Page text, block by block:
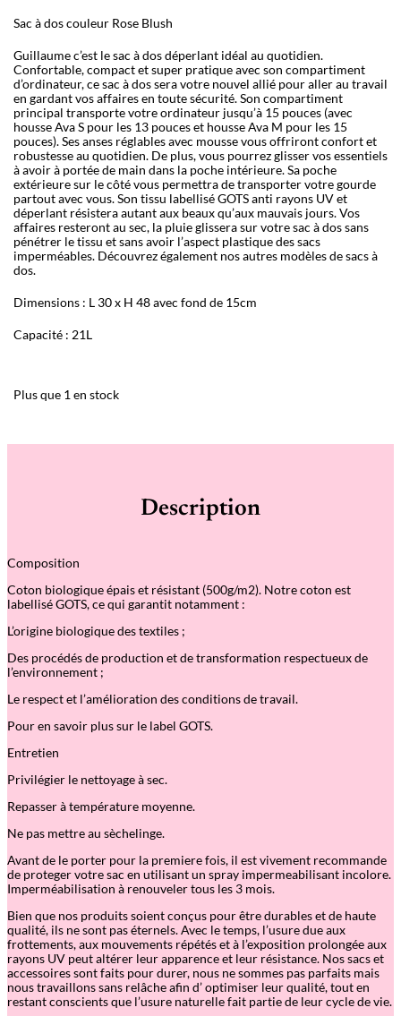
Sac à dos couleur Rose Blush
Guillaume c’est le sac à dos déperlant idéal au quotidien.
Confortable, compact et super pratique avec son compartiment
d’ordinateur, ce sac à dos sera votre nouvel allié pour aller au travail
en gardant vos affaires en toute sécurité. Son compartiment
principal transporte votre ordinateur jusqu’à 15 pouces (avec
housse Ava S pour les 13 pouces et housse Ava M pour les 15
pouces). Ses anses réglables avec mousse vous offriront confort et
robustesse au quotidien. De plus, vous pourrez glisser vos essentiels
à avoir à portée de main dans la poche intérieure. Sa poche
extérieure sur le côté vous permettra de transporter votre gourde
partout avec vous. Son tissu labellisé GOTS anti rayons UV et
déperlant résistera autant aux beaux qu’aux mauvais jours. Vos
affaires resteront au sec, la pluie glissera sur votre sac à dos sans
pénétrer le tissu et sans avoir l’aspect plastique des sacs
imperméables. Découvrez également nos autres modèles de sacs à
dos.
Dimensions : L 30 x H 48 avec fond de 15cm
Capacité : 21L
Plus que 1 en stock
Description
Composition
Coton biologique épais et résistant (500g/m2). Notre coton est
labellisé GOTS, ce qui garantit notamment :
L’origine biologique des textiles ;
Des procédés de production et de transformation respectueux de
l’environnement ;
Le respect et l’amélioration des conditions de travail.
Pour en savoir plus sur le label GOTS.
Entretien
Privilégier le nettoyage à sec.
Repasser à température moyenne.
Ne pas mettre au sèchelinge.
Avant de le porter pour la premiere fois, il est vivement recommande
de proteger votre sac en utilisant un spray impermeabilisant incolore.
Imperméabilisation à renouveler tous les 3 mois.
Bien que nos produits soient conçus pour être durables et de haute
qualité, ils ne sont pas éternels. Avec le temps, l’usure due aux
frottements, aux mouvements répétés et à l’exposition prolongée aux
rayons UV peut altérer leur apparence et leur résistance. Nos sacs et
accessoires sont faits pour durer, nous ne sommes pas parfaits mais
nous travaillons sans relâche afin d’optimiser leur qualité, tout en
restant conscients que l’usure naturelle fait partie de leur cycle de vie.